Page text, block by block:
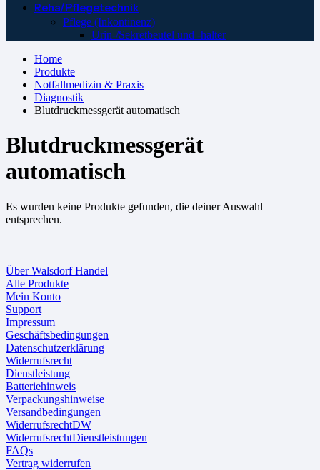
Reha/Pflegetechnik
Pflege (Inkontinenz)
Urin-/Sekretbeutel und -halter
Home
Produkte
Notfallmedizin & Praxis
Diagnostik
Blutdruckmessgerät automatisch
Blutdruckmessgerät
automatisch
Es wurden keine Produkte gefunden, die deiner Auswahl
entsprechen.
Über Walsdorf Handel
Alle Produkte
Mein Konto
Support
Impressum
Geschäftsbedingungen
Datenschutzerklärung
Widerrufsrecht
Dienstleistung
Batteriehinweis
Verpackungshinweise
Versandbedingungen
WiderrufsrechtDW
WiderrufsrechtDienstleistungen
FAQs
Vertrag widerrufen